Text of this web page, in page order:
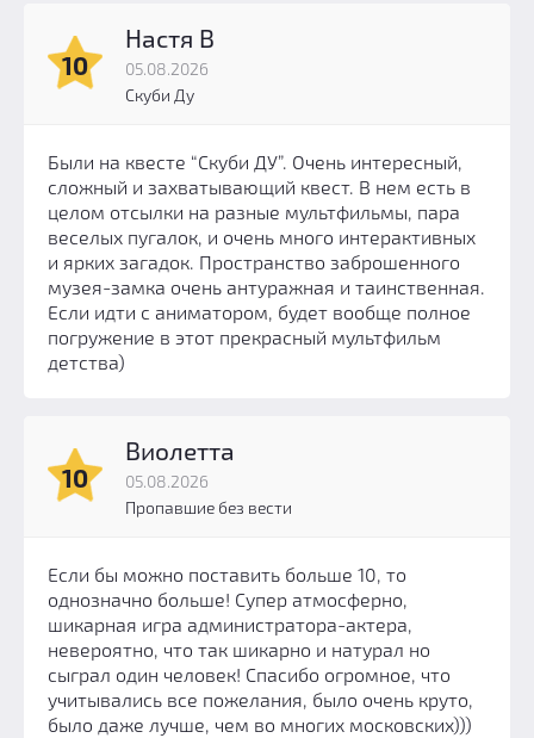
10
Настя В
05.08.2026
Скуби Ду
Были на квесте “Скуби ДУ”. Очень интересный,
сложный и захватывающий квест. В нем есть в
целом отсылки на разные мультфильмы, пара
веселых пугалок, и очень много интерактивных
и ярких загадок. Пространство заброшенного
музея-замка очень антуражная и таинственная.
Если идти с аниматором, будет вообще полное
погружение в этот прекрасный мультфильм
детства)
10
Виолетта
05.08.2026
Пропавшие без вести
Если бы можно поставить больше 10, то
однозначно больше! Супер атмосферно,
шикарная игра администратора-актера,
невероятно, что так шикарно и натурал но
сыграл один человек! Спасибо огромное, что
учитывались все пожелания, было очень круто,
было даже лучше, чем во многих московских)))